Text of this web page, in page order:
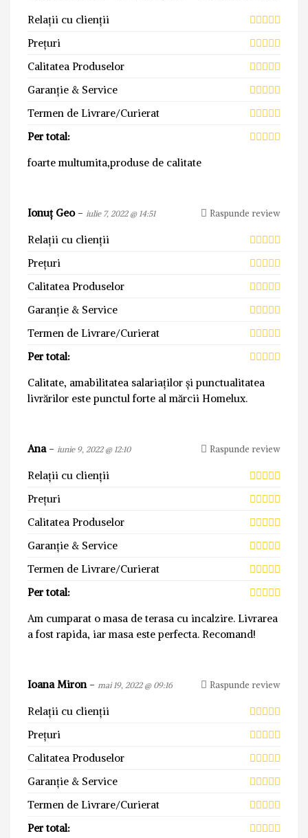
Relații cu clienții
Prețuri
Calitatea Produselor
Garanție & Service
Termen de Livrare/Curierat
Per total:
foarte multumita,produse de calitate
Ionuț Geo- iulie 7, 2022 @ 14:51 Raspunde review
Relații cu clienții
Prețuri
Calitatea Produselor
Garanție & Service
Termen de Livrare/Curierat
Per total:
Calitate, amabilitatea salariaților și punctualitatea
livrărilor este punctul forte al mărcii Homelux.
Ana- iunie 9, 2022 @ 12:10 Raspunde review
Relații cu clienții
Prețuri
Calitatea Produselor
Garanție & Service
Termen de Livrare/Curierat
Per total:
Am cumparat o masa de terasa cu incalzire. Livrarea
a fost rapida, iar masa este perfecta. Recomand!
Ioana Miron - mai 19, 2022 @ 09:16 Raspunde review
Relații cu clienții
Prețuri
Calitatea Produselor
Garanție & Service
Termen de Livrare/Curierat
Per total: